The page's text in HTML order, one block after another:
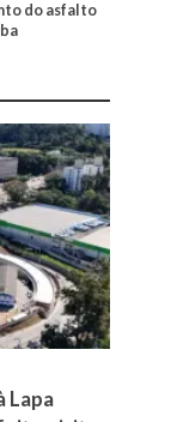
do asfalto
Lapa